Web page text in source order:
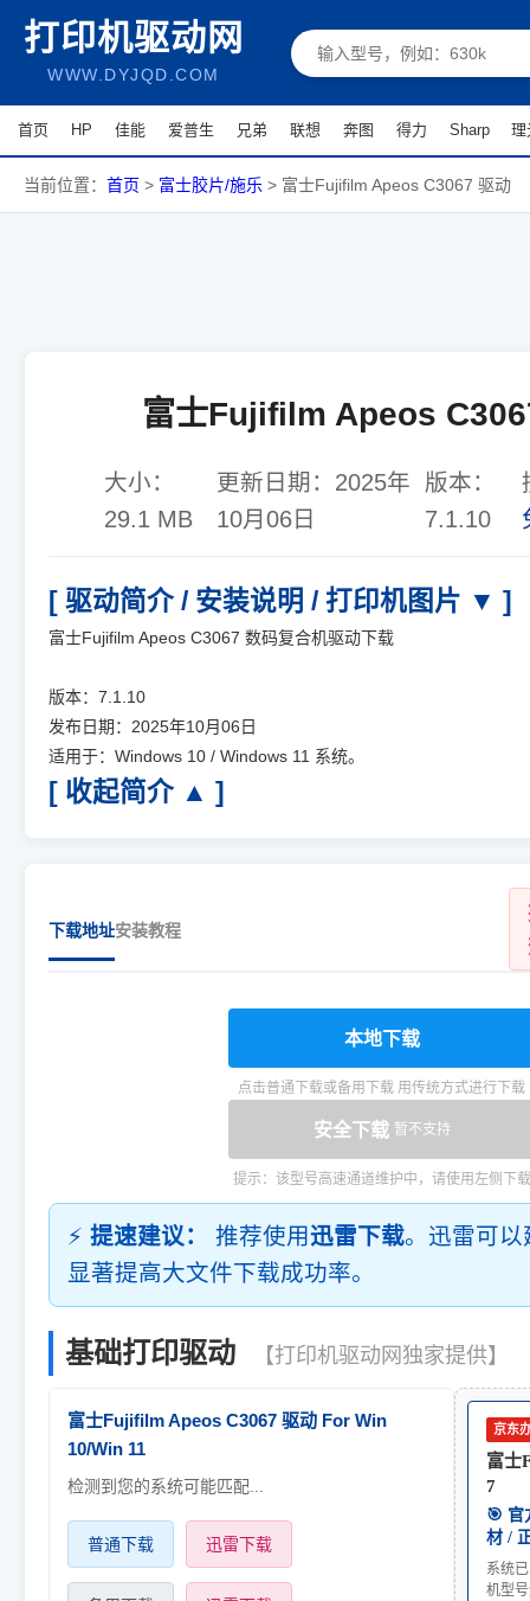
打印机驱动网
WWW.DYJQD.COM
首页 HP 佳能 爱普生 兄弟 联想 奔图 得力 Sharp 理
当前位置： 首页 > 富士胶片/施乐 > 富士Fujifilm Apeos C3067 驱动
富士Fujifilm Apeos
大小：
29.1 MB
更新日期： 2025年
10月06日
版本：
7.1.10
[ 驱动简介 / 安装说明 / 打印机图片 ▼ ]
富士Fujifilm Apeos C3067 数码复合机驱动下载
版本：7.1.10
发布日期：2025年10月06日
适用于：Windows 10 / Windows 11 系统。
[ 收起简介 ▲ ]
下载地址安装教程
本地下载
点击普通下载或备用下载 用传统方式进行下载
安全下载 暂不支持
提示：该型号高速通道维护中，请使用左侧下载
⚡ 提速建议： 推荐使用迅雷下载。迅雷可
显著提高大文件下载成功率。
基础打印驱动 【打印机驱动网独家提供】
富士Fujifilm Apeos C3067 驱动 For Win
10/Win 11
检测到您的系统可能匹配...
普通下载 迅雷下载
京东
富士
7
🎯 官
材 /
系统
机型